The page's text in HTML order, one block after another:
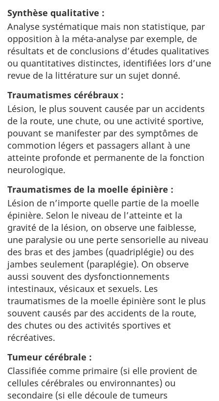
Synthèse qualitative :
Analyse systématique mais non statistique, par
opposition à la méta-analyse par exemple, de
résultats et de conclusions d’études qualitatives
ou quantitatives distinctes, identifiées lors d’une
revue de la littérature sur un sujet donné.
Traumatismes cérébraux :
Lésion, le plus souvent causée par un accidents
de la route, une chute, ou une activité sportive,
pouvant se manifester par des symptômes de
commotion légers et passagers allant à une
atteinte profonde et permanente de la fonction
neurologique.
Traumatismes de la moelle épinière :
Lésion de n’importe quelle partie de la moelle
épinière. Selon le niveau de l’atteinte et la
gravité de la lésion, on observe une faiblesse,
une paralysie ou une perte sensorielle au niveau
des bras et des jambes (quadriplégie) ou des
jambes seulement (paraplégie). On observe
aussi souvent des dysfonctionnements
intestinaux, vésicaux et sexuels. Les
traumatismes de la moelle épinière sont le plus
souvent causés par des accidents de la route,
des chutes ou des activités sportives et
récréatives.
Tumeur cérébrale :
Classifiée comme primaire (si elle provient de
cellules cérébrales ou environnantes) ou
secondaire (si elle découle de tumeurs